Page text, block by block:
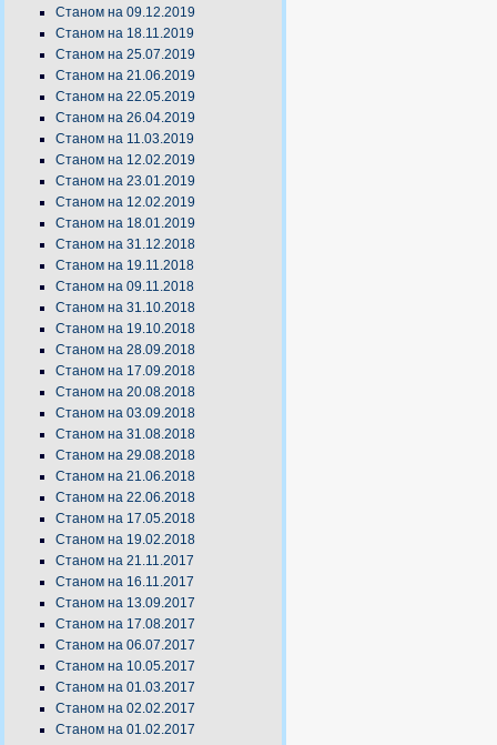
Станом на 09.12.2019
Станом на 18.11.2019
Станом на 25.07.2019
Станом на 21.06.2019
Станом на 22.05.2019
Станом на 26.04.2019
Станом на 11.03.2019
Станом на 12.02.2019
Станом на 23.01.2019
Станом на 12.02.2019
Станом на 18.01.2019
Станом на 31.12.2018
Станом на 19.11.2018
Станом на 09.11.2018
Станом на 31.10.2018
Станом на 19.10.2018
Станом на 28.09.2018
Станом на 17.09.2018
Станом на 20.08.2018
Станом на 03.09.2018
Станом на 31.08.2018
Станом на 29.08.2018
Станом на 21.06.2018
Станом на 22.06.2018
Станом на 17.05.2018
Станом на 19.02.2018
Станом на 21.11.2017
Станом на 16.11.2017
Станом на 13.09.2017
Станом на 17.08.2017
Станом на 06.07.2017
Станом на 10.05.2017
Станом на 01.03.2017
Станом на 02.02.2017
Станом на 01.02.2017